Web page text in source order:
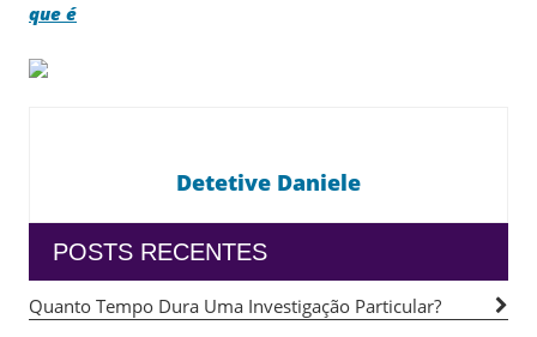
que é
Detetive Daniele
POSTS RECENTES
Quanto Tempo Dura Uma Investigação Particular?